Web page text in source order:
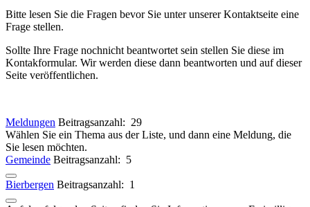
Bitte lesen Sie die Fragen bevor Sie unter unserer Kontaktseite eine
Frage stellen.
Sollte Ihre Frage nochnicht beantwortet sein stellen Sie diese im
Kontakformular. Wir werden diese dann beantworten und auf dieser
Seite veröffentlichen.
Meldungen Beitragsanzahl: 29
Wählen Sie ein Thema aus der Liste, und dann eine Meldung, die
Sie lesen möchten.
Gemeinde Beitragsanzahl: 5
Bierbergen Beitragsanzahl: 1